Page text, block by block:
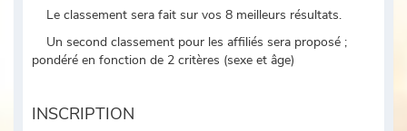
Le classement sera fait sur vos 8 meilleurs résultats.
Un second classement pour les affiliés sera proposé ;
pondéré en fonction de 2 critères (sexe et âge)
INSCRIPTION